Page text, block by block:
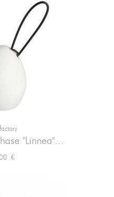
"Linnea"...
€